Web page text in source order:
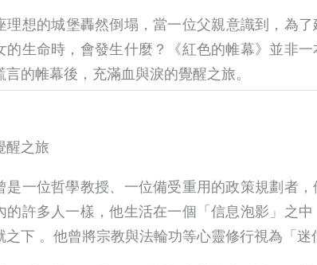
理想的城堡轟然倒塌，當一位父親意識到，
的生命時，會發生什麼？《紅色的帷幕》並非
的帷幕後，充滿血與淚的覺醒之旅。
醒之旅
是一位哲學教授、一位備受重用的政策規劃者
的許多人一樣，他生活在一個「信息泡影」之
之下 。他曾將宗教與法輪功等心靈修行視為「迷